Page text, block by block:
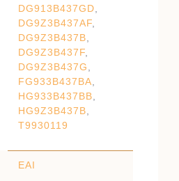
DG913B437GD
DG9Z3B437AF
DG9Z3B437B
DG9Z3B437F
DG9Z3B437G
FG933B437BA
HG933B437BB
HG9Z3B437B
T9930119
EAI